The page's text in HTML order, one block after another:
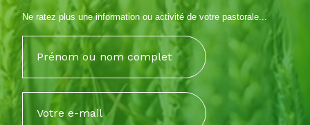
Ne ratez plus une information ou activité de votre pastorale...